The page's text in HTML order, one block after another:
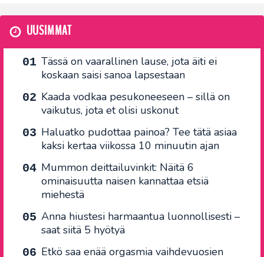
UUSIMMAT
Tässä on vaarallinen lause, jota äiti ei
koskaan saisi sanoa lapsestaan
Kaada vodkaa pesukoneeseen – sillä on
vaikutus, jota et olisi uskonut
Haluatko pudottaa painoa? Tee tätä asiaa
kaksi kertaa viikossa 10 minuutin ajan
Mummon deittailuvinkit: Näitä 6
ominaisuutta naisen kannattaa etsiä
miehestä
Anna hiustesi harmaantua luonnollisesti –
saat siitä 5 hyötyä
Etkö saa enää orgasmia vaihdevuosien